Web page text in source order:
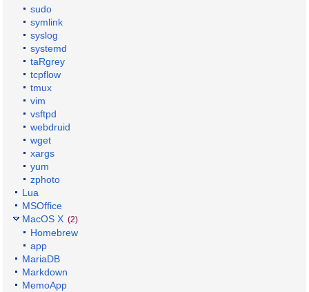
sudo
symlink
syslog
systemd
taRgrey
tcpflow
tmux
vim
vsftpd
webdruid
wget
xargs
yum
zphoto
Lua
MSOffice
MacOS X (2)
Homebrew
app
MariaDB
Markdown
MemoApp